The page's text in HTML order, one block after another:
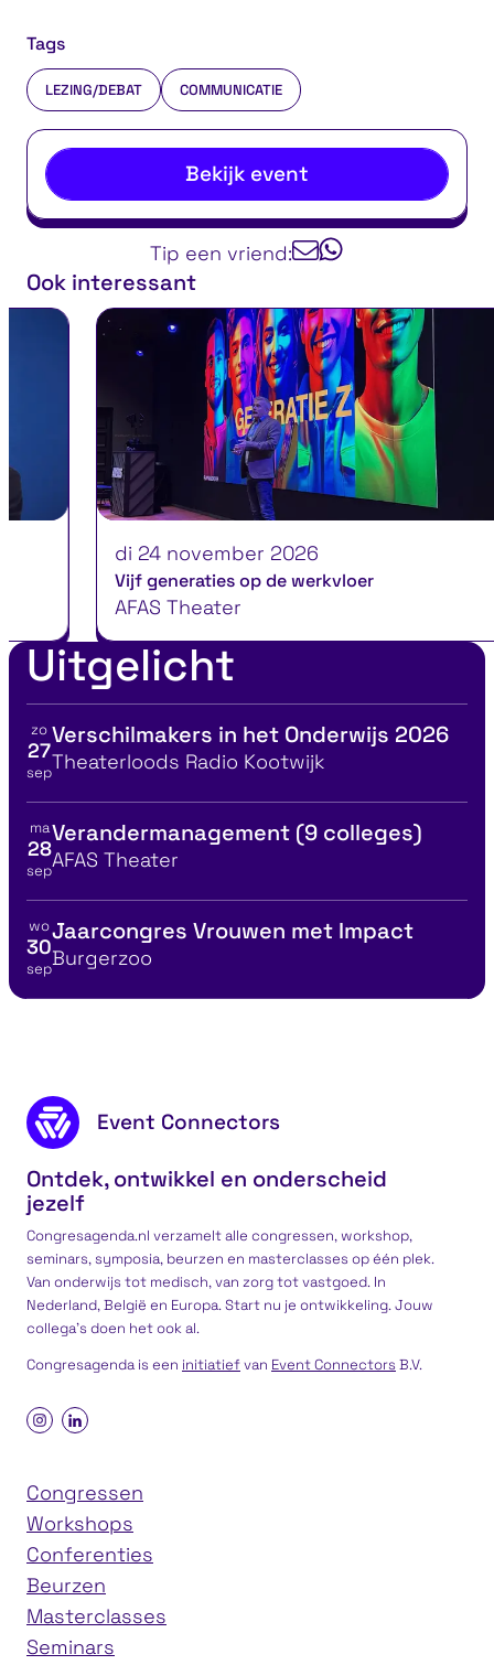
Tags
LEZING/DEBAT COMMUNICATIE
Bekijk event
Tip een vriend:
Ook interessant
Vijf generaties op de werkvloer
di 24 november 2026
AFAS Theater
Uitgelicht
Bekijk details voor
zo
27
sep
Verschilmakers in het Onderwijs 2026
Locatie
Theaterloods Radio Kootwijk
Bekijk details voor
ma
28
sep
Verandermanagement (9 colleges)
Locatie
AFAS Theater
Bekijk details voor
wo
30
sep
Jaarcongres Vrouwen met Impact
Locatie
Burgerzoo
Footer content
Event Connectors
Ontdek, ontwikkel en onderscheid
jezelf
Congresagenda.nl verzamelt alle congressen, workshop,
seminars, symposia, beurzen en masterclasses op één plek.
Van onderwijs tot medisch, van zorg tot vastgoed. In
Nederland, België en Europa. Start nu je ontwikkeling. Jouw
collega’s doen het ook al.
Congresagenda is een initiatiefvan Event ConnectorsB.V.
Congressen
Workshops
Conferenties
Beurzen
Masterclasses
Seminars